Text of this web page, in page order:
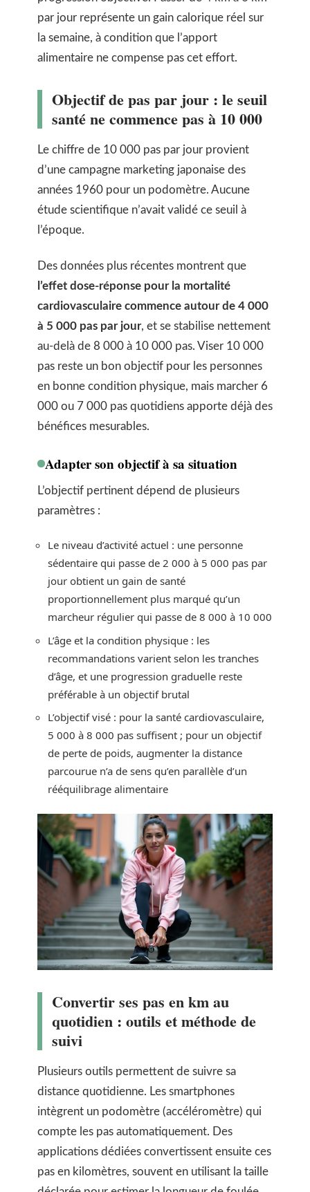
par jour représente un gain calorique réel sur
la semaine, à condition que l’apport
alimentaire ne compense pas cet effort.
Objectif de pas par jour : le seuil
santé ne commence pas à 10 000
Le chiffre de 10 000 pas par jour provient
d’une campagne marketing japonaise des
années 1960 pour un podomètre. Aucune
étude scientifique n’avait validé ce seuil à
l’époque.
Des données plus récentes montrent que
l’effet dose-réponse pour la mortalité
cardiovasculaire commence autour de 4 000
à 5 000 pas par jour, et se stabilise nettement
au-delà de 8 000 à 10 000 pas. Viser 10 000
pas reste un bon objectif pour les personnes
en bonne condition physique, mais marcher 6
000 ou 7 000 pas quotidiens apporte déjà des
bénéfices mesurables.
Adapter son objectif à sa situation
L’objectif pertinent dépend de plusieurs
paramètres :
Le niveau d’activité actuel : une personne
sédentaire qui passe de 2 000 à 5 000 pas par
jour obtient un gain de santé
proportionnellement plus marqué qu’un
marcheur régulier qui passe de 8 000 à 10 000
L’âge et la condition physique : les
recommandations varient selon les tranches
d’âge, et une progression graduelle reste
préférable à un objectif brutal
L’objectif visé : pour la santé cardiovasculaire,
5 000 à 8 000 pas suffisent ; pour un objectif
de perte de poids, augmenter la distance
parcourue n’a de sens qu’en parallèle d’un
rééquilibrage alimentaire
Convertir ses pas en km au
quotidien : outils et méthode de
suivi
Plusieurs outils permettent de suivre sa
distance quotidienne. Les smartphones
intègrent un podomètre (accéléromètre) qui
compte les pas automatiquement. Des
applications dédiées convertissent ensuite ces
pas en kilomètres, souvent en utilisant la taille